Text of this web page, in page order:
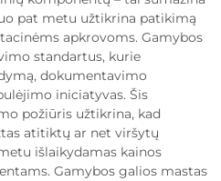
pat metu užtikrina patikimą
apkrovoms. Gamybos
standartus, kurie
dokumentavimo
iniciatyvas. Šis
požiūris užtikrina, kad
atitiktų ar net viršytų
išlaikydamas kainos
Gamybos galios mastas